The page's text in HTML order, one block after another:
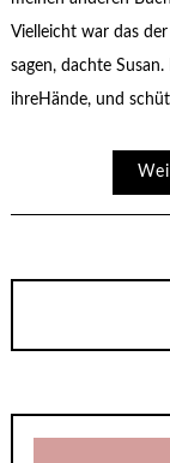
Vielleicht war das
sagen, dachte
ihreHände, und